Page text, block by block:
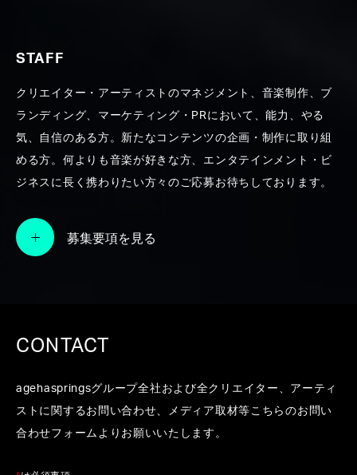
#解説 #インタビュー
#WEB
STAFF
クリエイター・アーティストのマネジメント、音楽制作、ブ
ランディング、マーケティング・PRにおいて、能力、やる
気、自信のある方。新たなコンテンツの企画・制作に取り組
める方。何よりも音楽が好きな方、エンタテインメント・ビ
ジネスに長く携わりたい方々のご応募お待ちしております。
募集要項を見る
CONTACT
agehaspringsグループ全社および全クリエイター、アーティ
ストに関するお問い合わせ、メディア取材等こちらのお問い
合わせフォームよりお願いいたします。